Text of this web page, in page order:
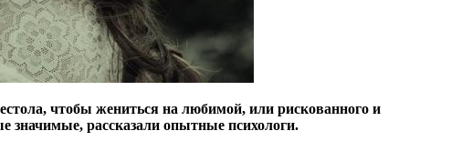
чтобы жениться на любимой, или рискованного и
рассказали опытные психологи.